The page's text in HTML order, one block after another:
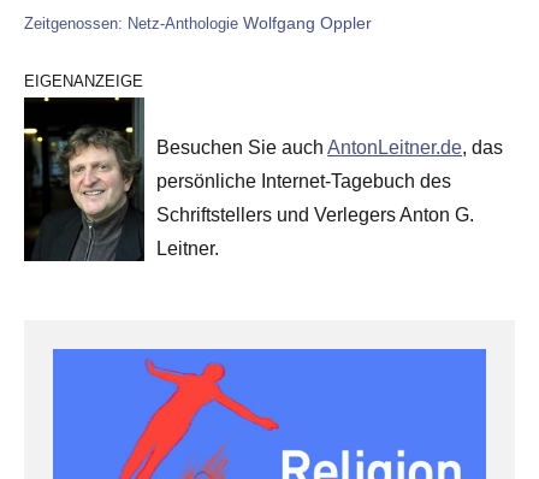
Zeitgenossen: Netz-Anthologie Wolfgang Oppler
EIGENANZEIGE
Besuchen Sie auch AntonLeitner.de, das
persönliche Internet-Tagebuch des
Schriftstellers und Verlegers Anton G.
Leitner.